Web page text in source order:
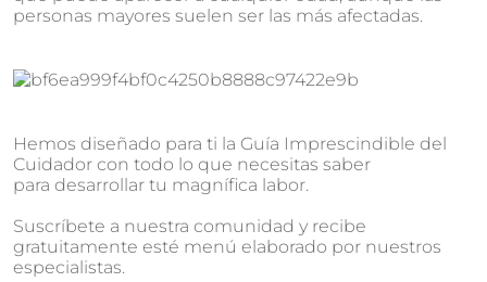
personas mayores suelen ser las más afectadas.
Hemos diseñado para ti la Guía Imprescindible del
Cuidador con todo lo que necesitas saber
para desarrollar tu magnífica labor.
Suscríbete a nuestra comunidad y recibe
gratuitamente esté menú elaborado por nuestros
especialistas.